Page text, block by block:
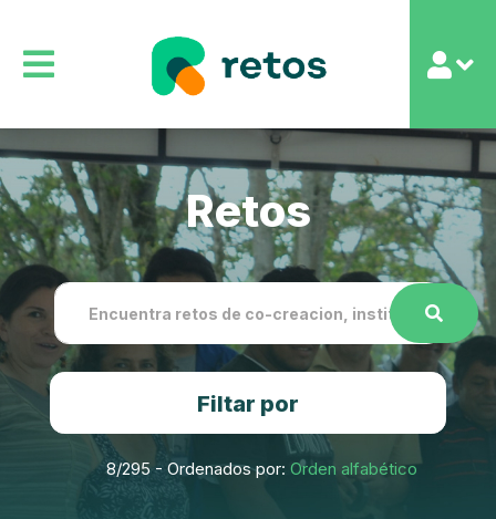
Retos
Filtar por
8/295 - Ordenados por: Orden alfabético